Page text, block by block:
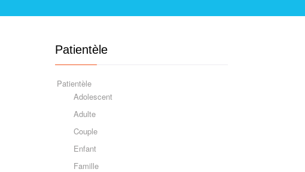
Patientèle
Patientèle
Adolescent
Adulte
Couple
Enfant
Famille